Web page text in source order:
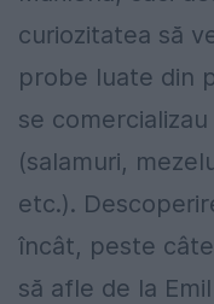
curiozitatea să
probe luate din
se
(salamuri,
etc.).
încât, peste
să afle de la